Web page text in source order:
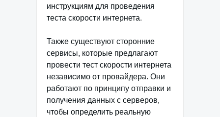
инструкциям для проведения
теста скорости интернета.
Также существуют сторонние
сервисы, которые предлагают
провести тест скорости интернета
независимо от провайдера. Они
работают по принципу отправки и
получения данных с серверов,
чтобы определить реальную